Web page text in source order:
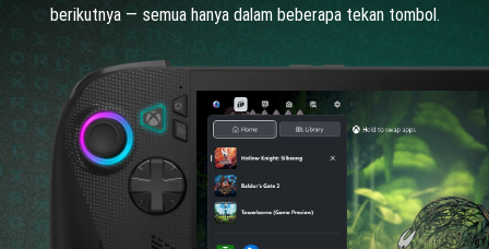
berikutnya — semua hanya dalam beberapa tekan tombol.